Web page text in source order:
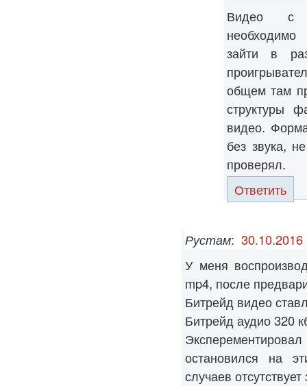
Видео с
зайти в
общем там
структуры
видео.
без звука,
проверял.
Ответить
Рустам: 30.10.2016
У меня
mp4, после
Битрейд видео
Битрейд аудио 320
остановился на
случаев отсутствует